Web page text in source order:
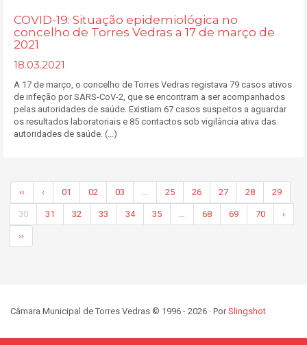
COVID-19: Situação epidemiológica no
concelho de Torres Vedras a 17 de março de
2021
18.03.2021
A 17 de março, o concelho de Torres Vedras registava 79 casos ativos
de infeção por SARS-CoV-2, que se encontram a ser acompanhados
pelas autoridades de saúde. Existiam 67 casos suspeitos a aguardar
os resultados laboratoriais e 85 contactos sob vigilância ativa das
autoridades de saúde. (...)
‹‹ ‹ 01 02 03 … 25 26 27 28 29
30 31 32 33 34 35 … 68 69 70 ›
››
Câmara Municipal de Torres Vedras © 1996 - 2026 · PorSlingshot